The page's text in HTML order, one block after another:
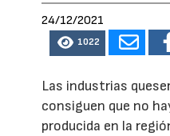
24/12/2021
1022
Las industrias
consiguen que no
producida en la